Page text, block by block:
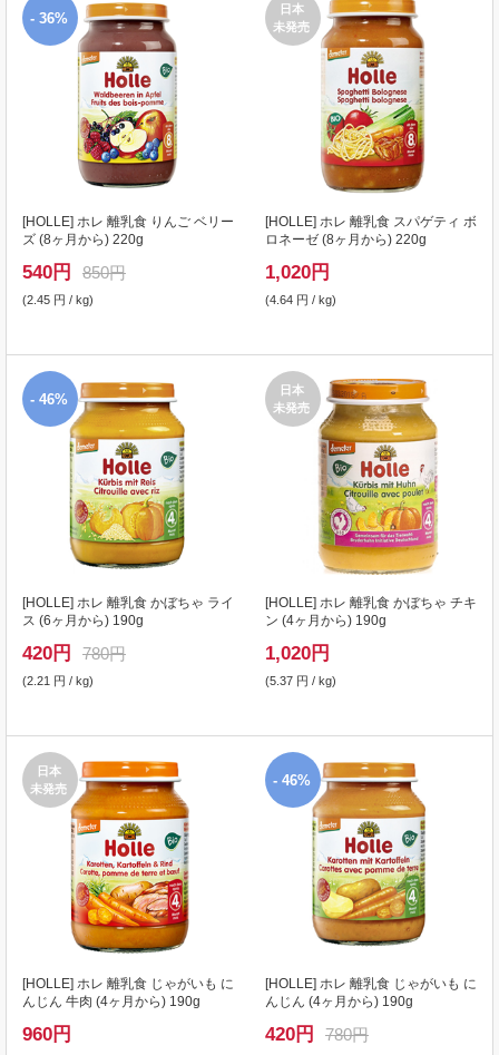
- 36%
[HOLLE] ホレ 離乳食 りんご ベリー
ズ (8ヶ月から) 220g
540円 850円
(2.45 円 / kg)
日本
未発売
[HOLLE] ホレ 離乳食 スパゲティ ボ
ロネーゼ (8ヶ月から) 220g
1,020円
(4.64 円 / kg)
- 46%
[HOLLE] ホレ 離乳食 かぼちゃ ライ
ス (6ヶ月から) 190g
420円 780円
(2.21 円 / kg)
日本
未発売
[HOLLE] ホレ 離乳食 かぼちゃ チキ
ン (4ヶ月から) 190g
1,020円
(5.37 円 / kg)
日本
未発売
[HOLLE] ホレ 離乳食 じゃがいも に
んじん 牛肉 (4ヶ月から) 190g
960円
- 46%
[HOLLE] ホレ 離乳食 じゃがいも に
んじん (4ヶ月から) 190g
420円 780円